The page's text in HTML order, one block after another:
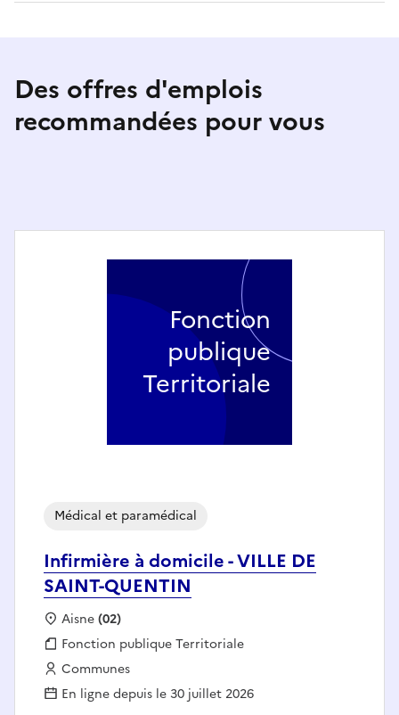
Des offres d'emplois
recommandées pour vous
Infirmière à domicile - VILLE DE
SAINT-QUENTIN
Médical et paramédical
Localisation :
Aisne(02)
Fonction publique :
Fonction publique Territoriale
Employeur :
Communes
En ligne depuis le 30 juillet 2026
Fonction
publique
Territoriale